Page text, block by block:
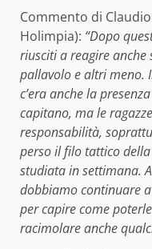
Commento di
Holimpia): “Dopo
riusciti a reagire
pallavolo e altri meno.
c’era anche la
capitano, ma le
responsabilità,
perso il filo tattico
studiata in settimana.
dobbiamo continuare
per capire come
racimolare anche